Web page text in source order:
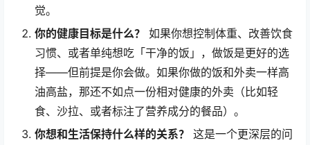
觉。
你的健康目标是什么？
如果你想控制体重、改善饮食
习惯、或者单纯想吃「干净的饭」，做饭是更好的选
择——但前提是你会做。如果你做的饭和外卖一样高
油高盐，那还不如点一份相对健康的外卖（比如轻
食、沙拉、或者标注了营养成分的餐品）。
你想和生活保持什么样的关系？
这是一个更深层的问